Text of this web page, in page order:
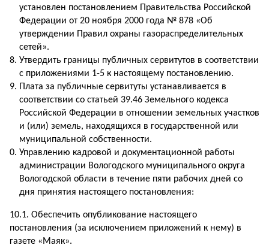
установлен постановлением Правительства Российской
Федерации от 20 ноября 2000 года № 878 «Об
утверждении Правил охраны газораспределительных
сетей».
Утвердить границы публичных сервитутов в соответствии
с приложениями 1-5 к настоящему постановлению.
Плата за публичные сервитуты устанавливается в
соответствии со статьей 39.46 Земельного кодекса
Российской Федерации в отношении земельных участков
и (или) земель, находящихся в государственной или
муниципальной собственности.
Управлению кадровой и документационной работы
администрации Вологодского муниципального округа
Вологодской области в течение пяти рабочих дней со
дня принятия настоящего постановления:
10.1. Обеспечить опубликование настоящего
постановления (за исключением приложений к нему) в
газете «Маяк».